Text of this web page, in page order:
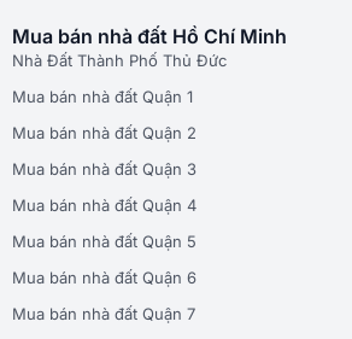
Mua bán nhà đất Hồ Chí Minh
Nhà Đất Thành Phố Thủ Đức
Mua bán nhà đất Quận 1
Mua bán nhà đất Quận 2
Mua bán nhà đất Quận 3
Mua bán nhà đất Quận 4
Mua bán nhà đất Quận 5
Mua bán nhà đất Quận 6
Mua bán nhà đất Quận 7